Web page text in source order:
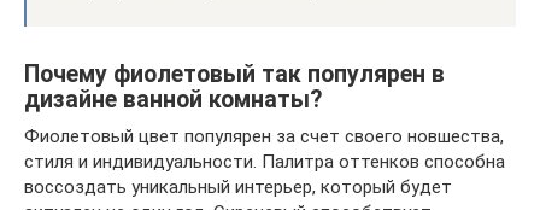
Почему фиолетовый так популярен в
дизайне ванной комнаты?
Фиолетовый цвет популярен за счет своего новшества,
стиля и индивидуальности. Палитра оттенков способна
воссоздать уникальный интерьер, который будет